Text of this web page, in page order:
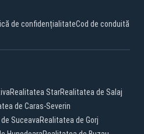
de confidențialitateCod de conduită
Realitatea StarRealitatea de Salaj
de Caras-Severin
SuceavaRealitatea de Gorj